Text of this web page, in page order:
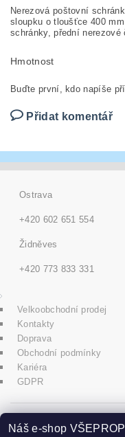
Nerezová poštovní
sloupku o tloušťce 400
schránky, přední
Hmotnost
Buďte první, kdo napíše
Přidat komentář
Ostrava
+420 602 651 554
Židněves
+420 773 833 331
Velkoobchodní prodej
Kontakty
Doprava
Obchodní podmínky
Kariéra
GDPR
icons8.com
Náš e-shop